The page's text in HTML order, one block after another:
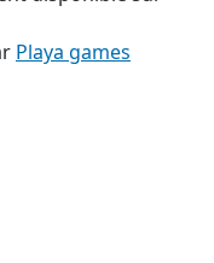
Playa games